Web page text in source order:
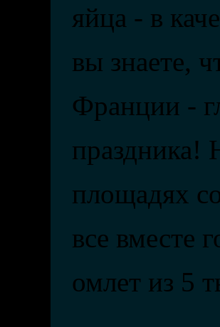
яйца - в
вы знаете,
Франции -
праздника!
площадях
все вместе
омлет из 5